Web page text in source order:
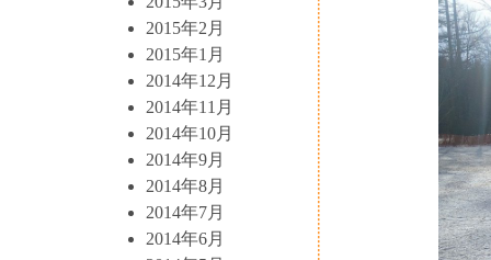
2015年2月
2015年1月
2014年12月
2014年11月
2014年10月
2014年9月
2014年8月
2014年7月
2014年6月